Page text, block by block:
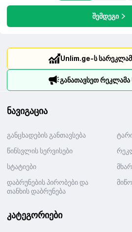
შემდეგი
Unlim.ge-ს
განათავსეთ
ნავიგაცია
განცხადების განთავსება
წინსვლის სერვისები
სტატიები
დაბრუნების პირობები და
თანხის დაბრუნება
კატეგორიები